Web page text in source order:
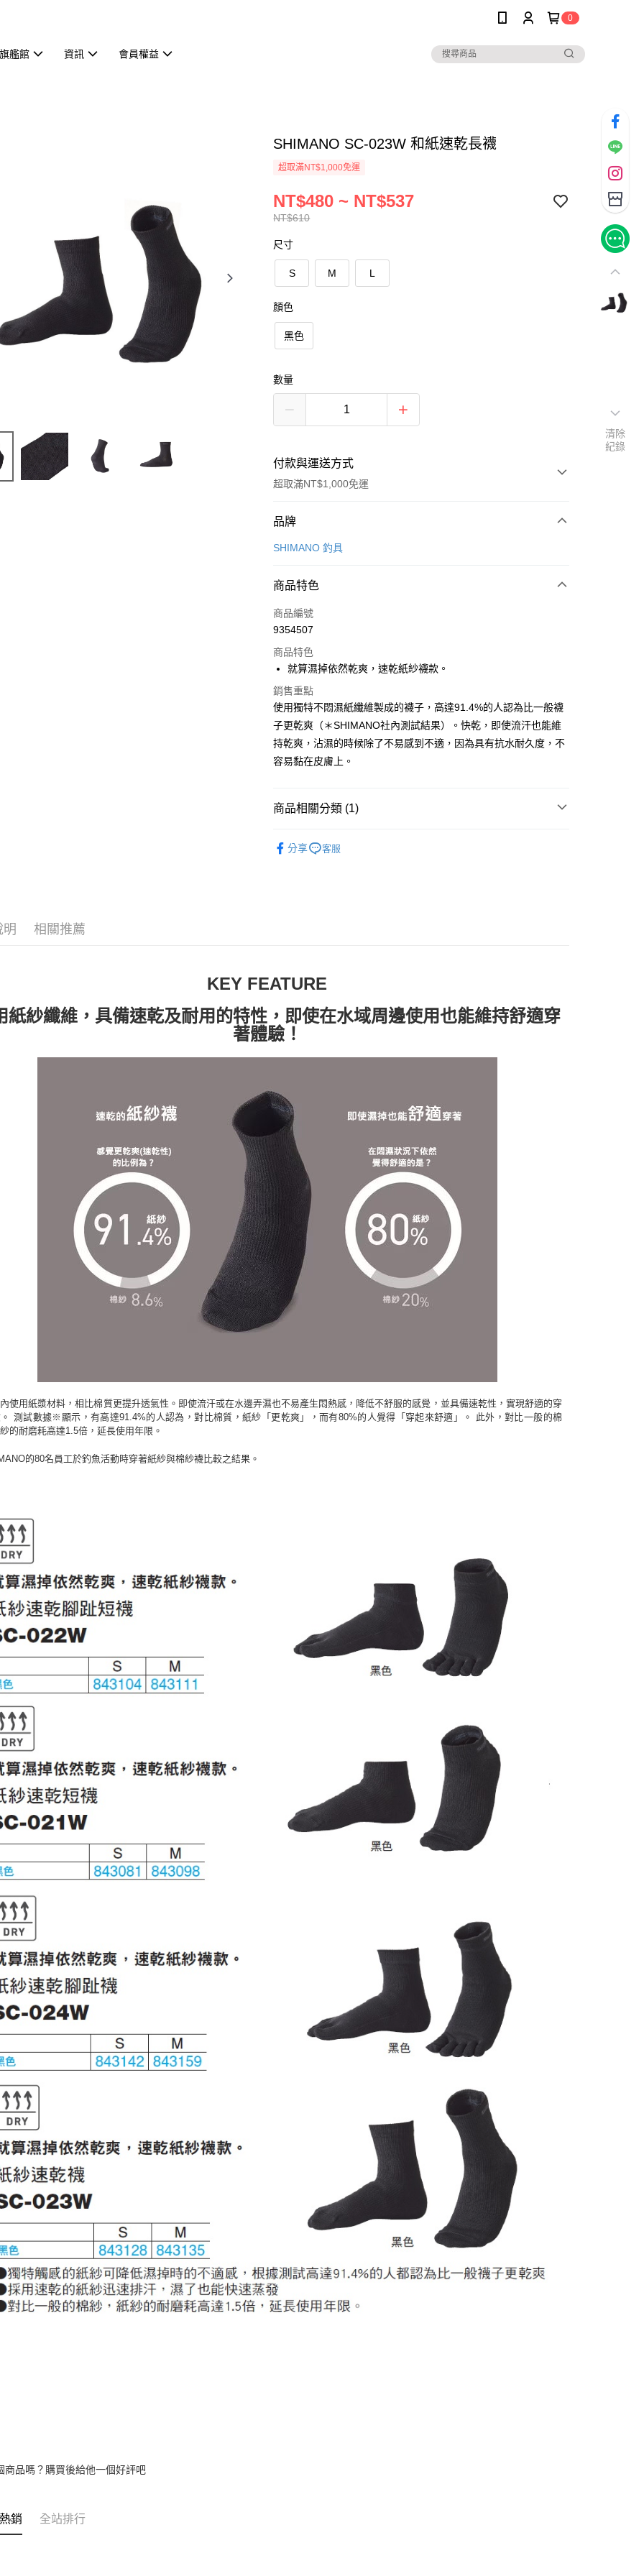
0
艦館 資訊 會員權益
SHIMANO SC-023W 和紙速乾長襪
超取滿NT$1,000免運
NT$610
NT$480 ~ NT$537
尺寸
S M L
顏色
黑色
數量
付款與運送方式
超取滿NT$1,000免運
付款方式
信用卡一次付款
合作金庫商業銀行
華南商業銀行
上海商業儲蓄銀行
國泰世華商業銀行
兆豐國際商業銀行
匯豐（台灣）商業銀行
聯邦商業銀行
遠東國際商業銀行
元大商業銀行
永豐商業銀行
玉山商業銀行
星展（台灣）商業銀行
台新國際商業銀行
6 期 0 利率 每期
華南商業銀行
上海商業儲蓄銀行
台北富邦商業銀行
國泰世華商業銀行
臺灣中小企業銀行
台中商業銀行
聯邦商業銀行
遠東國際商業銀行
元大商業銀行
永豐商業銀行
玉山商業銀行
LINE Pay
Apple Pay
悠遊付
Google Pay
全盈+PAY
7-11取貨(快速到店)
品牌
SHIMANO 釣具
商品特色
商品編號
9354507
商品特色
就算濕掉依然乾爽，速乾紙紗襪款。
銷售重點
使用獨特不悶濕紙纖維製成的襪子，高達91.4%的人認為比一般襪
子更乾爽（＊SHIMANO社內測試結果）。快乾，即使流汗也能維
持乾爽，沾濕的時候除了不易感到不適，因為具有抗水耐久度，不
容易黏在皮膚上。
商品相關分類 (1)
分享
客服
明 相關推薦
KEY FEATURE
紙紗纖維，具備速乾及耐用的特性，即使在水域周邊使用也能維持舒適穿
著體驗！
使用紙漿材料，相比棉質更提升透氣性。即使流汗或在水邊弄濕也不易產生悶熱感，降低不舒服的感覺，並具備速乾性，實現舒適的穿
測試數據※顯示，有高達91.4%的人認為，對比棉質，紙紗「更乾爽」，而有80%的人覺得「穿起來舒適」。 此外，對比一般的棉
的耐磨耗高達1.5倍，延長使用年限。
的80名員工於釣魚活動時穿著紙紗與棉紗襪比較之結果。
商品嗎？購買後給他一個好評吧
銷 全站排行
清除
紀錄